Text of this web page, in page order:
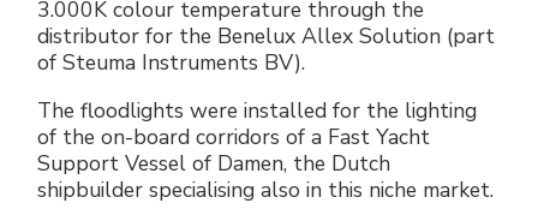
3.000K colour temperature through the
distributor for the Benelux Allex Solution (part
of Steuma Instruments BV).
The floodlights were installed for the lighting
of the on-board corridors of a Fast Yacht
Support Vessel of Damen, the Dutch
shipbuilder specialising also in this niche market.
Accesorios eléctricos
Aspiradores
Serie estanca
Energías renovables
Política empresarial
Hazte distribuidor nuestro
Reference list